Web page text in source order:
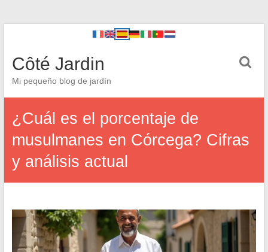
Côté Jardin
Mi pequeño blog de jardín
¿Cuál es el porcentaje de
musulmanes en Córcega? Cifras
y análisis actual